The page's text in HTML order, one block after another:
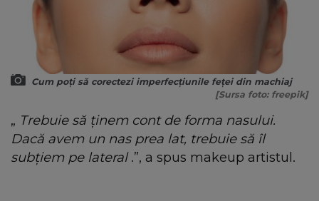
Cum poți să corectezi imperfecțiunile feței din machiaj
[Sursa foto: freepik]
„ Trebuie să ținem cont de forma nasului.
Dacă avem un nas prea lat, trebuie să îl
subțiem pe lateral.”, a spus makeup artistul.